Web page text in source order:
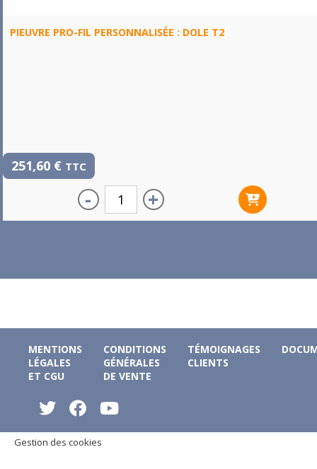
PIEUVRE PRO-FIL PERSONNALISÉE : DOLE T2
251,60 € TTC
- +
MENTIONS
LÉGALES
ET CGU
CONDITIONS
GÉNÉRALES
DE VENTE
TÉMOIGNAGES
CLIENTS
Gestion des cookies